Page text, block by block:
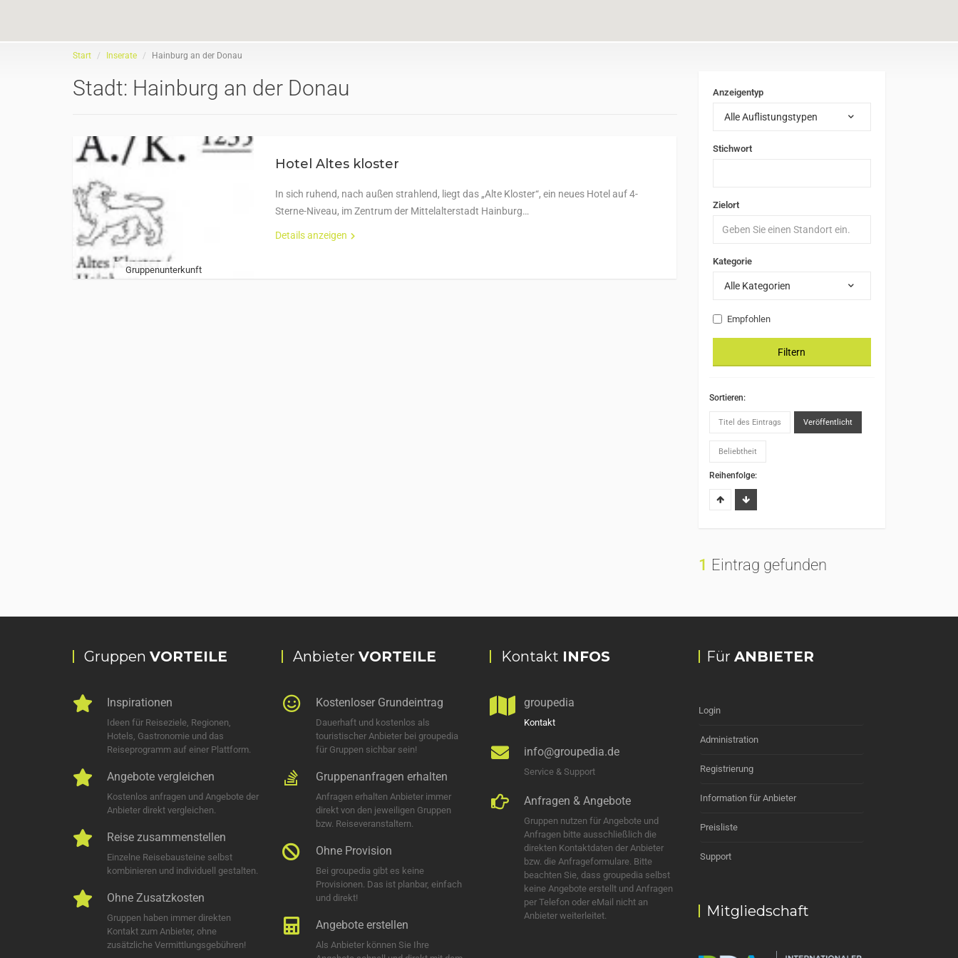
Start Inserate Hainburg an der Donau
Stadt: Hainburg an der Donau
Gruppenunterkunft
Hotel Altes kloster
In sich ruhend, nach außen strahlend, liegt das „Alte Kloster“, ein neues Hotel auf 4-
Sterne-Niveau, im Zentrum der Mittelalterstadt Hainburg…
Details anzeigen
Anzeigentyp
Alle Auflistungstypen
Stichwort
Zielort
Kategorie
Alle Kategorien
Empfohlen
Filtern
Sortieren:
Titel des Eintrags Veröffentlicht
Beliebtheit
Reihenfolge:
1 Eintrag gefunden
Gruppen VORTEILE
Inspirationen
Ideen für Reiseziele, Regionen,
Hotels, Gastronomie und das
Reiseprogramm auf einer Plattform.
Angebote vergleichen
Kostenlos anfragen und Angebote der
Anbieter direkt vergleichen.
Reise zusammenstellen
Einzelne Reisebausteine selbst
kombinieren und individuell gestalten.
Ohne Zusatzkosten
Gruppen haben immer direkten
Kontakt zum Anbieter, ohne
zusätzliche Vermittlungsgebühren!
Anbieter VORTEILE
Kostenloser Grundeintrag
Dauerhaft und kostenlos als
touristischer Anbieter bei groupedia
für Gruppen sichbar sein!
Gruppenanfragen erhalten
Anfragen erhalten Anbieter immer
direkt von den jeweiligen Gruppen
bzw. Reiseveranstaltern.
Ohne Provision
Bei groupedia gibt es keine
Provisionen. Das ist planbar, einfach
und direkt!
Angebote erstellen
Als Anbieter können Sie Ihre
Kontakt INFOS
groupedia
Kontakt
info@groupedia.de
Service & Support
Anfragen & Angebote
Gruppen nutzen für Angebote und
Anfragen bitte ausschließlich die
direkten Kontaktdaten der Anbieter
bzw. die Anfrageformulare. Bitte
beachten Sie, dass groupedia selbst
keine Angebote erstellt und Anfragen
per Telefon oder eMail nicht an
Anbieter weiterleitet.
Für ANBIETER
Login
Administration
Registrierung
Information für Anbieter
Preisliste
Support
Mitgliedschaft